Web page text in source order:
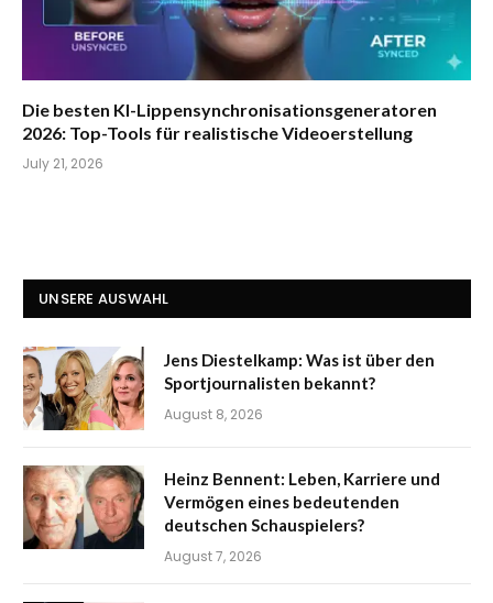
Die besten KI-Lippensynchronisationsgeneratoren
2026: Top-Tools für realistische Videoerstellung
July 21, 2026
UNSERE AUSWAHL
Jens Diestelkamp: Was ist über den
Sportjournalisten bekannt?
August 8, 2026
Heinz Bennent: Leben, Karriere und
Vermögen eines bedeutenden
deutschen Schauspielers?
August 7, 2026